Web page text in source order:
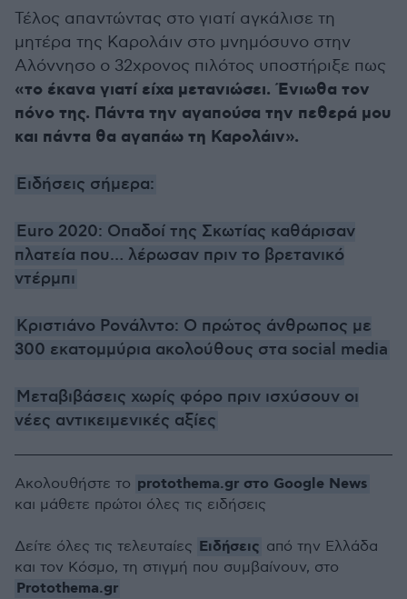
Τέλος απαντώντας στο γιατί αγκάλισε τη
μητέρα της Καρολάιν στο μνημόσυνο στην
Αλόννησο ο 32χρονος πιλότος υποστήριξε πως
«το έκανα γιατί είχα μετανιώσει. Ένιωθα τον
πόνο της. Πάντα την αγαπούσα την πεθερά μου
και πάντα θα αγαπάω τη Καρολάιν».
Ειδήσεις σήμερα:
Euro 2020: Οπαδοί της Σκωτίας καθάρισαν
πλατεία που… λέρωσαν πριν το βρετανικό
ντέρμπι
Κριστιάνο Ρονάλντο: Ο πρώτος άνθρωπος με
300 εκατομμύρια ακολούθους στα social media
Μεταβιβάσεις χωρίς φόρο πριν ισχύσουν οι
νέες αντικειμενικές αξίες
Ακολουθήστε το protothema.gr στο Google News
και μάθετε πρώτοι όλες τις ειδήσεις
Δείτε όλες τις τελευταίες Ειδήσεις από την Ελλάδα
και τον Κόσμο, τη στιγμή που συμβαίνουν, στο
Protothema.gr